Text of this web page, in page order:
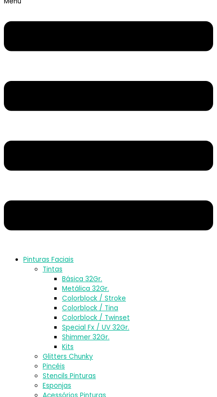
Pinturas Faciais
Tintas
Básica 32Gr.
Metálica 32Gr.
Colorblock / Stroke
Colorblock / Tina
Colorblock / Twinset
Special Fx / UV 32Gr.
Shimmer 32Gr.
Kits
Glitters Chunky
Pincéis
Stencils Pinturas
Esponjas